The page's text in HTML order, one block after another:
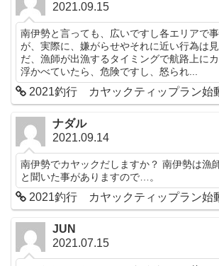
2021.09.15
南伊勢と言っても、広いですし各エリアで
が、実際に、嫌がらせやそれに近い行為は
だ、漁師が出漁するタイミングで航路上に
浮かべていたら、危険ですし、怒られ...
2021釣行 カヤックティップラン始
ナダル
2021.09.14
南伊勢でカヤックだしますか？ 南伊勢は漁
と聞いた事がありますので…。
2021釣行 カヤックティップラン始
JUN
2021.07.15